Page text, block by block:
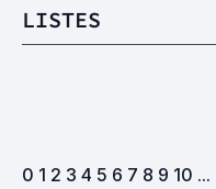
LISTES
0 1 2 3 4 5 6 7 8 9 10 ...